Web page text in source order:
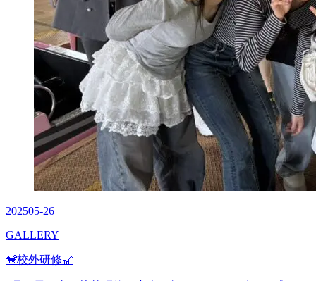
202505-26
GALLERY
🐒校外研修🎢